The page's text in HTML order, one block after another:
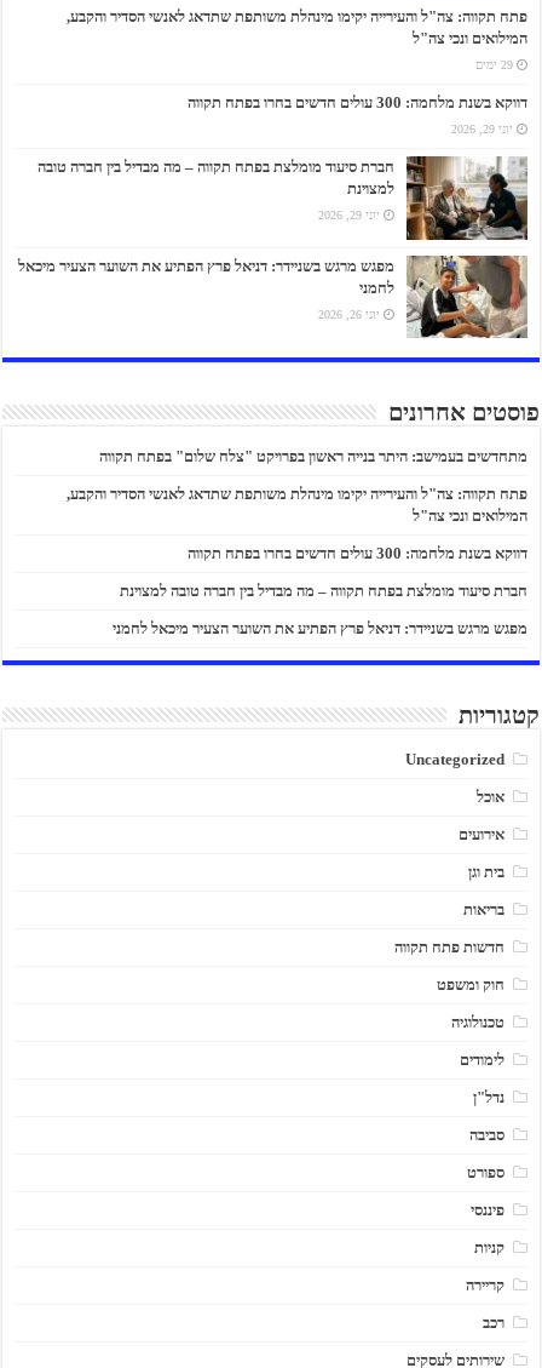
פתח תקווה: צה"ל והעירייה יקימו מינהלת משותפת שתדאג לאנשי הסדיר והקבע,
המילואים ונכי צה"ל
29 ימים
דווקא בשנת מלחמה: 300 עולים חדשים בחרו בפתח תקווה
יוני 29, 2026
חברת סיעוד מומלצת בפתח תקווה – מה מבדיל בין חברה טובה
למצוינת
יוני 29, 2026
מפגש מרגש בשניידר: דניאל פרץ הפתיע את השוער הצעיר מיכאל
לחמני
יוני 26, 2026
פוסטים אחרונים
מתחדשים בעמישב: היתר בנייה ראשון בפרויקט "צלח שלום" בפתח תקווה
פתח תקווה: צה"ל והעירייה יקימו מינהלת משותפת שתדאג לאנשי הסדיר והקבע,
המילואים ונכי צה"ל
דווקא בשנת מלחמה: 300 עולים חדשים בחרו בפתח תקווה
חברת סיעוד מומלצת בפתח תקווה – מה מבדיל בין חברה טובה למצוינת
מפגש מרגש בשניידר: דניאל פרץ הפתיע את השוער הצעיר מיכאל לחמני
קטגוריות
Uncategorized
אוכל
אירועים
בית וגן
בריאות
חדשות פתח תקווה
חוק ומשפט
טכנולוגיה
לימודים
נדל"ן
סביבה
ספורט
פיננסי
קניות
קריירה
רכב
שירותים לעסקים